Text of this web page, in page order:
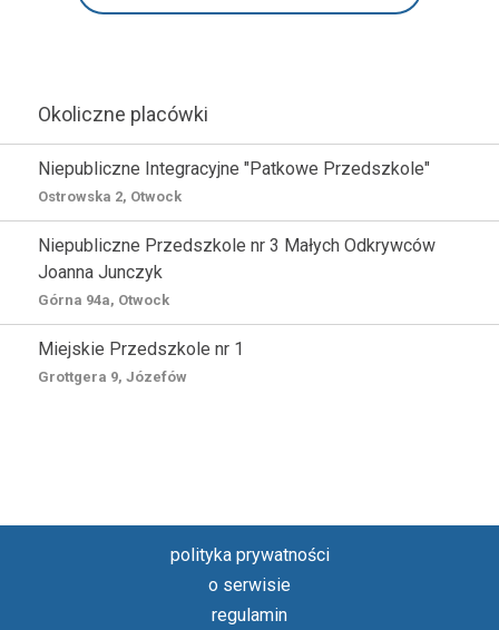
Okoliczne placówki
Niepubliczne Integracyjne "Patkowe Przedszkole"
Ostrowska 2, Otwock
Niepubliczne Przedszkole nr 3 Małych Odkrywców
Joanna Junczyk
Górna 94a, Otwock
Miejskie Przedszkole nr 1
Grottgera 9, Józefów
polityka prywatności
o serwisie
regulamin